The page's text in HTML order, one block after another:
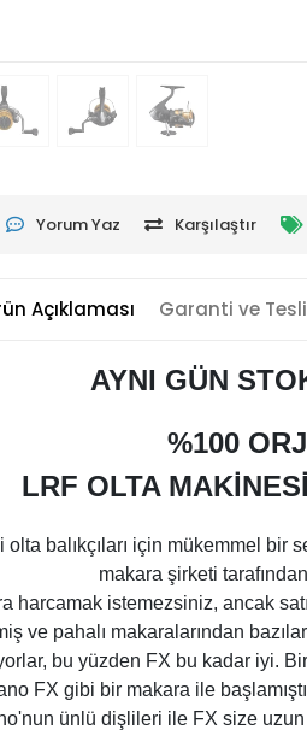
Yorum Yaz Karşılaştır
Açıklaması Garanti ve
AYNI GÜN
%100
LRF OLTA
olta balıkçıları için mükemmel
makara şirketi
harcamak istemezsiniz, ancak
ve pahalı makaralarından
bu yüzden FX bu kadar iyi.
FX gibi bir makara ile
ünlü dişlileri ile FX size